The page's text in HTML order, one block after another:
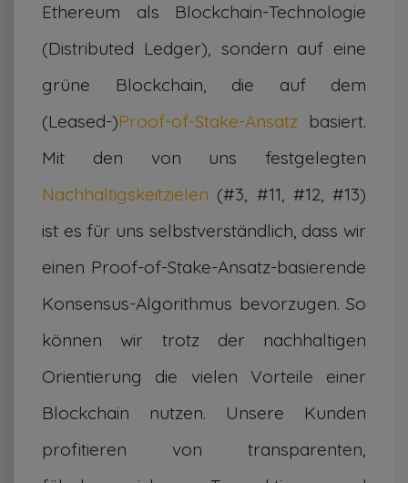
Ethereum als Blockchain-Technologie
(Distributed Ledger), sondern auf eine
grüne Blockchain, die auf dem
(Leased-)Proof-of-Stake-Ansatz basiert.
Mit den von uns festgelegten
Nachhaltigskeitzielen (#3, #11, #12, #13)
ist es für uns selbstverständlich, dass wir
einen Proof-of-Stake-Ansatz-basierende
Konsensus-Algorithmus bevorzugen. So
können wir trotz der nachhaltigen
Orientierung die vielen Vorteile einer
Blockchain nutzen. Unsere Kunden
profitieren von transparenten,